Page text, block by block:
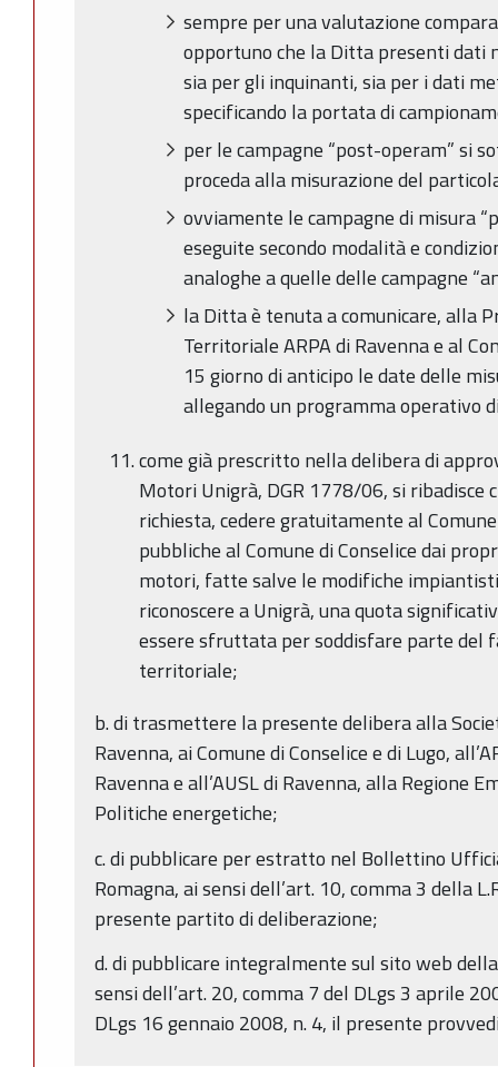
sempre per una valutazione
opportuno che la Ditta presenti dati
sia per gli inquinanti, sia per i dati
specificando la portata di
per le campagne “post-operam” si
proceda alla misurazione del
ovviamente le campagne di misura
eseguite secondo modalità e
analoghe a quelle delle campagne
la Ditta è tenuta a comunicare, alla
Territoriale ARPA di Ravenna e al
15 giorno di anticipo le date delle
allegando un programma operativo
come già prescritto nella delibera di
Motori Unigrà, DGR 1778/06, si ribadisce
richiesta, cedere gratuitamente al
pubbliche al Comune di Conselice dai
motori, fatte salve le modifiche
riconoscere a Unigrà, una quota
essere sfruttata per soddisfare parte del
territoriale;
b. di trasmettere la presente delibera alla
Ravenna, ai Comune di Conselice e di Lugo,
Ravenna e all’AUSL di Ravenna, alla Regione
Politiche energetiche;
c. di pubblicare per estratto nel Bollettino
Romagna, ai sensi dell’art. 10, comma 3 della
presente partito di deliberazione;
d. di pubblicare integralmente sul sito web
sensi dell’art. 20, comma 7 del DLgs 3 aprile
DLgs 16 gennaio 2008, n. 4, il presente